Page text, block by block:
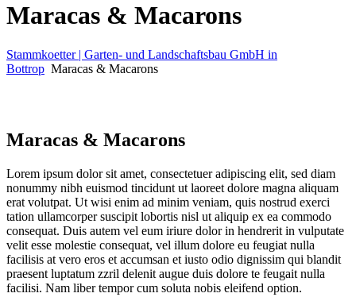
Maracas & Macarons
Stammkoetter | Garten- und Landschaftsbau GmbH in
Bottrop Maracas & Macarons
Maracas & Macarons
Lorem ipsum dolor sit amet, consectetuer adipiscing elit, sed diam
nonummy nibh euismod tincidunt ut laoreet dolore magna aliquam
erat volutpat. Ut wisi enim ad minim veniam, quis nostrud exerci
tation ullamcorper suscipit lobortis nisl ut aliquip ex ea commodo
consequat. Duis autem vel eum iriure dolor in hendrerit in vulputate
velit esse molestie consequat, vel illum dolore eu feugiat nulla
facilisis at vero eros et accumsan et iusto odio dignissim qui blandit
praesent luptatum zzril delenit augue duis dolore te feugait nulla
facilisi. Nam liber tempor cum soluta nobis eleifend option.